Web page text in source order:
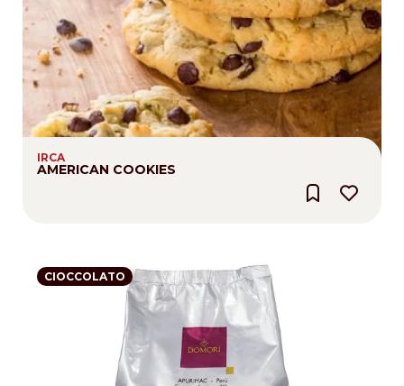
IRCA
AMERICAN COOKIES
CIOCCOLATO